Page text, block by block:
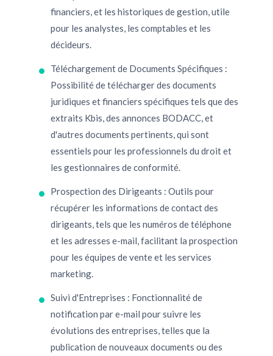
financiers, et les historiques de gestion, utile
pour les analystes, les comptables et les
décideurs.
Téléchargement de Documents Spécifiques :
Possibilité de télécharger des documents
juridiques et financiers spécifiques tels que des
extraits Kbis, des annonces BODACC, et
d'autres documents pertinents, qui sont
essentiels pour les professionnels du droit et
les gestionnaires de conformité.
Prospection des Dirigeants : Outils pour
récupérer les informations de contact des
dirigeants, tels que les numéros de téléphone
et les adresses e-mail, facilitant la prospection
pour les équipes de vente et les services
marketing.
Suivi d'Entreprises : Fonctionnalité de
notification par e-mail pour suivre les
évolutions des entreprises, telles que la
publication de nouveaux documents ou des